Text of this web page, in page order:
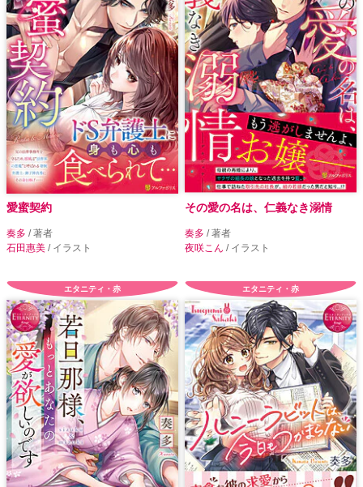
愛蜜契約
奏多 / 著者
石田惠美 / イラスト
その愛の名は、仁義なき溺情
奏多 / 著者
夜咲こん / イラスト
エタニティ・赤 エタニティ・赤